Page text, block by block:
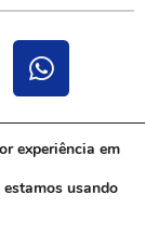
experiência em
usando